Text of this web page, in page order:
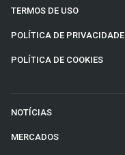
TERMOS DE USO
POLÍTICA DE PRIVACIDADE
POLÍTICA DE COOKIES
NOTÍCIAS
MERCADOS